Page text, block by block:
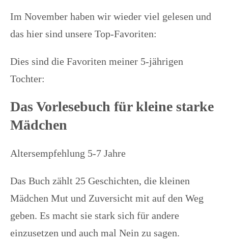
Im November haben wir wieder viel gelesen und
das hier sind unsere Top-Favoriten:
Dies sind die Favoriten meiner 5-jährigen
Tochter:
Das Vorlesebuch für kleine starke
Mädchen
Altersempfehlung 5-7 Jahre
Das Buch zählt 25 Geschichten, die kleinen
Mädchen Mut und Zuversicht mit auf den Weg
geben. Es macht sie stark sich für andere
einzusetzen und auch mal Nein zu sagen.